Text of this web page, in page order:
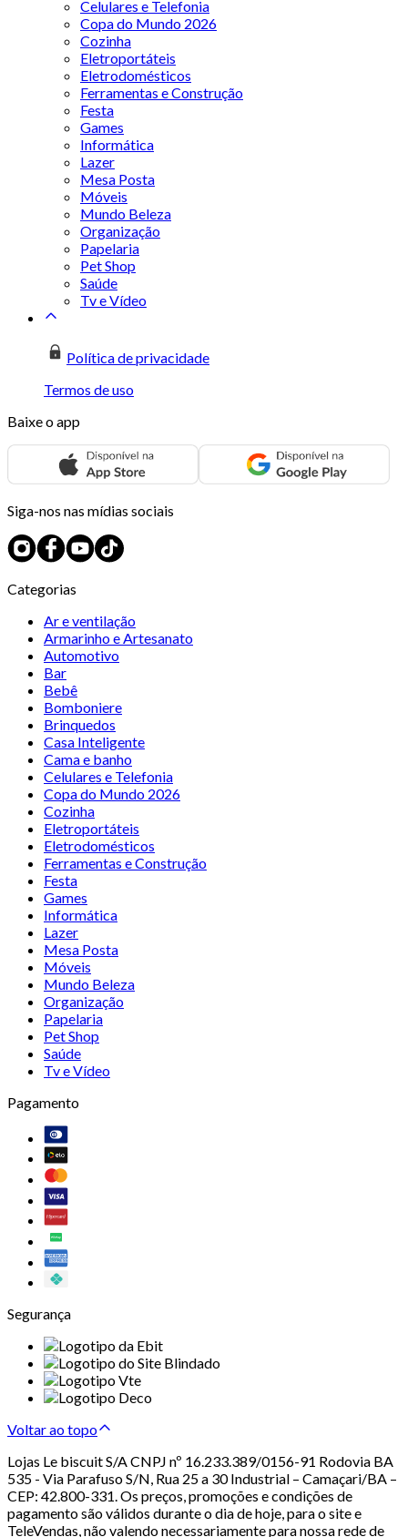
Celulares e Telefonia
Copa do Mundo 2026
Cozinha
Eletroportáteis
Eletrodomésticos
Ferramentas e Construção
Festa
Games
Informática
Lazer
Mesa Posta
Móveis
Mundo Beleza
Organização
Papelaria
Pet Shop
Saúde
Tv e Vídeo
Política de privacidade
Termos de uso
Baixe o app
Siga-nos nas mídias sociais
Categorias
Ar e ventilação
Armarinho e Artesanato
Automotivo
Bar
Bebê
Bomboniere
Brinquedos
Casa Inteligente
Cama e banho
Celulares e Telefonia
Copa do Mundo 2026
Cozinha
Eletroportáteis
Eletrodomésticos
Ferramentas e Construção
Festa
Games
Informática
Lazer
Mesa Posta
Móveis
Mundo Beleza
Organização
Papelaria
Pet Shop
Saúde
Tv e Vídeo
Pagamento
Segurança
Voltar ao topo
Lojas Le biscuit S/A CNPJ nº 16.233.389/0156-91 Rodovia BA
535 - Via Parafuso S/N, Rua 25 a 30 Industrial – Camaçari/BA –
CEP: 42.800-331. Os preços, promoções e condições de
pagamento são válidos durante o dia de hoje, para o site e
TeleVendas, não valendo necessariamente para nossa rede de